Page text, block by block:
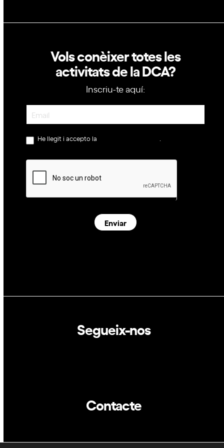
Vols conèixer totes les
activitats de la DCA?
Inscriu-te aquí:
Newsletter
He llegit i accepto la
Enviar
Segueix-nos
Contacte